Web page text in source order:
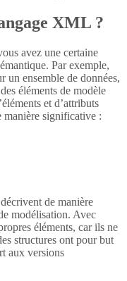
XML ?
avez une certaine
Par exemple,
un ensemble de données,
éléments de modèle
et d’attributs
manière significative :
de manière
modélisation. Avec
éléments, car ils ne
structures ont pour but
aux versions